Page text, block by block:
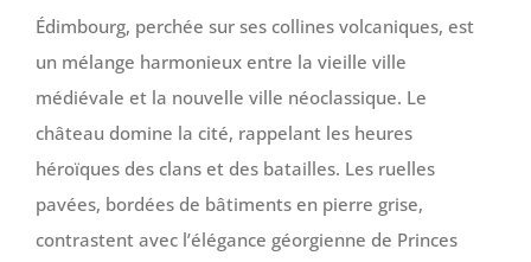
Édimbourg, perchée sur ses collines volcaniques, est
un mélange harmonieux entre la vieille ville
médiévale et la nouvelle ville néoclassique. Le
château domine la cité, rappelant les heures
héroïques des clans et des batailles. Les ruelles
pavées, bordées de bâtiments en pierre grise,
contrastent avec l’élégance géorgienne de Princes